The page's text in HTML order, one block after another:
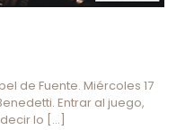
de Fuente. Miércoles 17
Entrar al juego,
lo […]